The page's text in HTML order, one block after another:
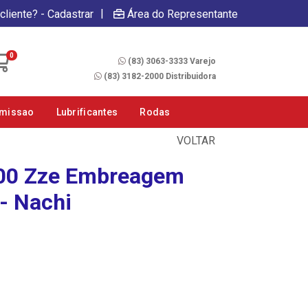
- Cadastrar | Área do Representante
0
(83) 3063-3333 Varejo
(83) 3182-2000 Distribuidora
Lubrificantes Rodas
VOLTAR
Zze Embreagem
Nachi